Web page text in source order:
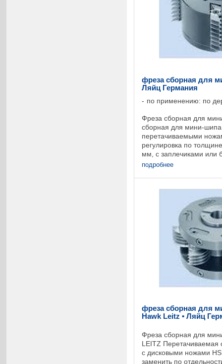
фреза сборная для
Ляйц Германия
по применению: по
Фреза сборная для
сборная для мини-
перетачиваемыми
регулировка по
мм, с заплечиками или
поворотным ножам,
подробнее
фреза сборная для
Hawk Leitz • Ляйц
Фреза сборная для
LEITZ Перетачиваемая
с дисковыми ножами
заменить по